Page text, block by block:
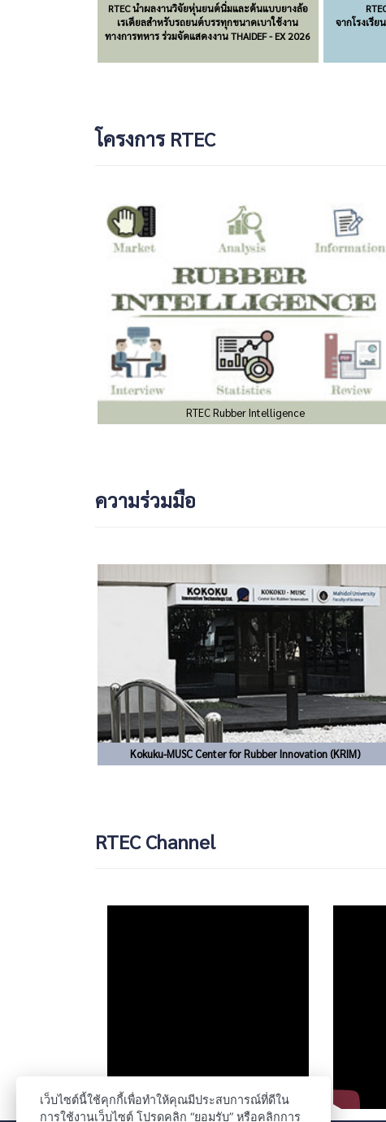
RTEC นำผลงานวิจัยหุ่นยนต์นิ่มและต้นแบบยางล้อ
เรเดียลสำหรับรถยนต์บรรทุกขนาดเบาใช้งาน
ทางการทหาร ร่วมจัดแสดงงาน THAIDEF - EX 2026
จากโรงเรี
โครงการ RTEC
RTEC Rubber Intelligence
ความร่วมมือ
Kokuku-MUSC Center for Rubber Innovation (KRIM)
RTEC Channel
เว็บไซต์นี้ใช้คุกกี้เพื่อทำให้คุณมีประสบการณ์ที่ดีใน
การใช้งานเว็บไซต์ โปรดคลิก “ยอมรับ” หรือคลิกการ